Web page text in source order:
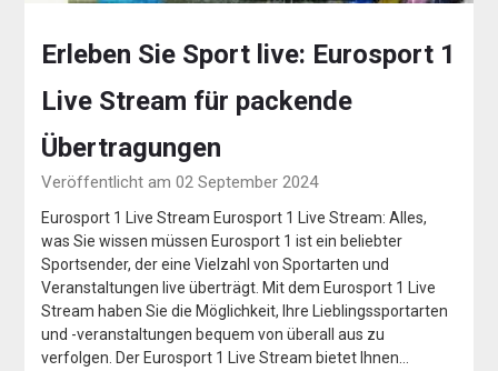
Erleben Sie Sport live: Eurosport 1
Live Stream für packende
Übertragungen
Veröffentlicht am 02 September 2024
Eurosport 1 Live Stream Eurosport 1 Live Stream: Alles,
was Sie wissen müssen Eurosport 1 ist ein beliebter
Sportsender, der eine Vielzahl von Sportarten und
Veranstaltungen live überträgt. Mit dem Eurosport 1 Live
Stream haben Sie die Möglichkeit, Ihre Lieblingssportarten
und -veranstaltungen bequem von überall aus zu
verfolgen. Der Eurosport 1 Live Stream bietet Ihnen…